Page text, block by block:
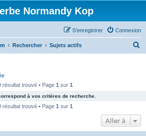
Normandy Kop
Connexion
S’enregistrer
Rechercher Sujets actifs
c
résultat trouvé • Page 1 sur 1
à vos critères de recherche.
résultat trouvé • Page 1 sur 1
Aller à